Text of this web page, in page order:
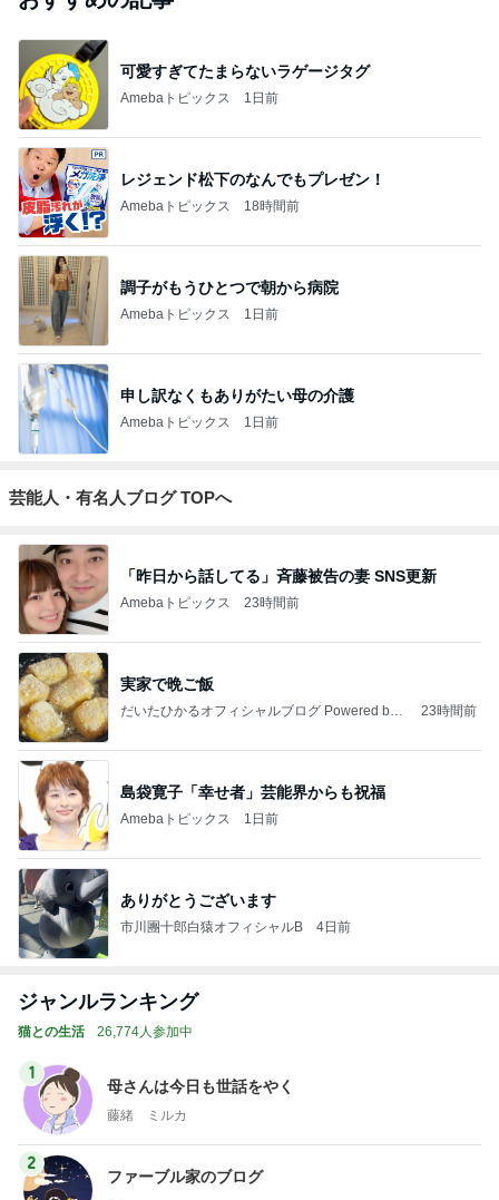
可愛すぎてたまらないラゲージタグ
Amebaトピックス 1日前
レジェンド松下のなんでもプレゼン！
Amebaトピックス 18時間前
調子がもうひとつで朝から病院
Amebaトピックス 1日前
申し訳なくもありがたい母の介護
Amebaトピックス 1日前
芸能人・有名人ブログ TOPへ
「昨日から話してる」斉藤被告の妻 SNS更新
Amebaトピックス 23時間前
実家で晩ご飯
だいたひかるオフィシャルブログ Powered by
23時間前
島袋寛子「幸せ者」芸能界からも祝福
Amebaトピックス 1日前
ありがとうございます
市川團十郎白猿オフィシャルB 4日前
ジャンルランキング
猫との生活 26,774人参加中
1
母さんは今日も世話をやく
藤緒 ミルカ
2
ファーブル家のブログ